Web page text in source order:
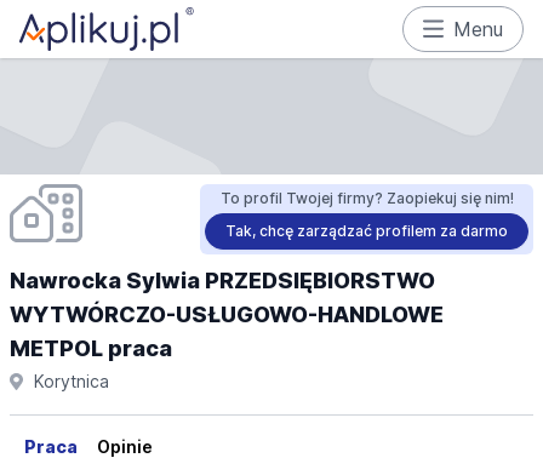
Menu
To profil Twojej firmy? Zaopiekuj się nim!
Tak, chcę zarządzać profilem za darmo
Nawrocka Sylwia PRZEDSIĘBIORSTWO
WYTWÓRCZO-USŁUGOWO-HANDLOWE
METPOL praca
Korytnica
Praca Opinie